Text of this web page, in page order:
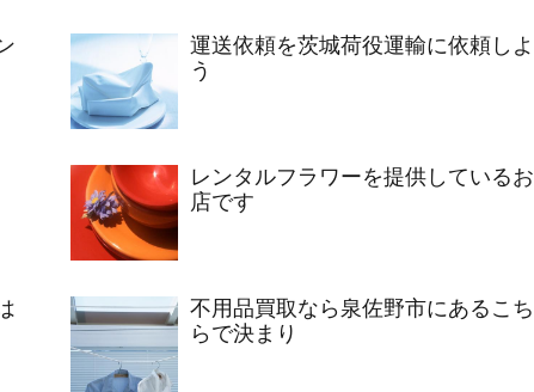
運送依頼を茨城荷役運輸に依頼しよ
う
レンタルフラワーを提供しているお
店です
不用品買取なら泉佐野市にあるこち
らで決まり